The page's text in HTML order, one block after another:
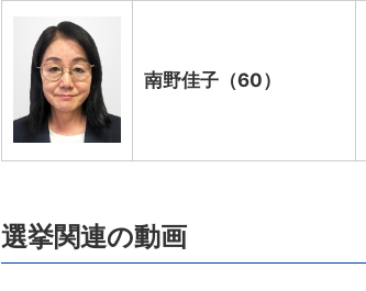
南野佳子（60）
選挙関連の動画